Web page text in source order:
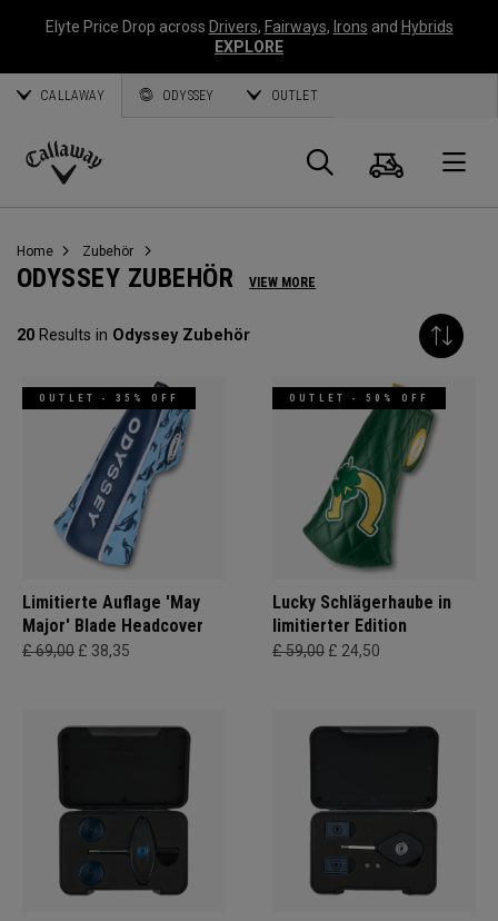
Elyte Price Drop across Drivers, Fairways, Irons and Hybrids
EXPLORE
CALLAWAY ODYSSEY OUTLET
Callaway
Suche
Home Zubehör
ODYSSEY ZUBEHÖR VIEW MORE
20 Results in Odyssey Zubehör
OUTLET - 35% OFF
Limitierte Auflage 'May
Major' Blade Headcover
£ 69,00 £ 38,35
OUTLET - 50% OFF
Lucky Schlägerhaube in
limitierter Edition
£ 59,00 £ 24,50